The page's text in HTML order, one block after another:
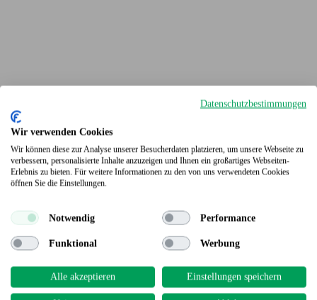
Terrassendielen
Datenschutzbestimmungen
Wir verwenden Cookies
Wir können diese zur Analyse unserer Besucherdaten platzieren, um unsere Webseite zu
verbessern, personalisierte Inhalte anzuzeigen und Ihnen ein großartiges Webseiten-
Erlebnis zu bieten. Für weitere Informationen zu den von uns verwendeten Cookies
öffnen Sie die Einstellungen.
Notwendig Performance
Funktional Werbung
Alle akzeptieren Einstellungen speichern